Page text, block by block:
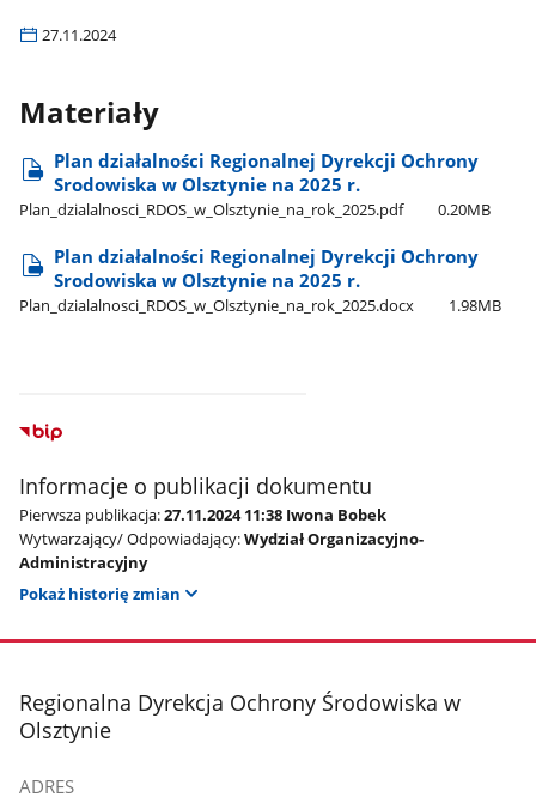
27.11.2024
Materiały
Plan działalności Regionalnej Dyrekcji Ochrony
Srodowiska w Olsztynie na 2025 r.
Plan​​_dzialalnosci​​_RDOS​​_w​​_Olsztynie​​_na​​_rok​_2025.pdf 0.20MB
Plan działalności Regionalnej Dyrekcji Ochrony
Srodowiska w Olsztynie na 2025 r.
Plan​​_dzialalnosci​​_RDOS​​_w​​_Olsztynie​​_na​​_rok​_2025.docx 1.98MB
Informacje o publikacji dokumentu
Pierwsza publikacja:27.11.2024 11:38 Iwona Bobek
Wytwarzający/ Odpowiadający:Wydział Organizacyjno-
Administracyjny
Pokaż historię zmian
stopka
Regionalna Dyrekcja Ochrony Środowiska w
Olsztynie
ADRES